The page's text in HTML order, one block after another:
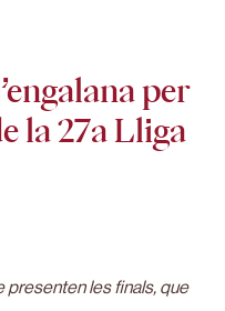
per
la 27a Lliga
presenten les finals, que